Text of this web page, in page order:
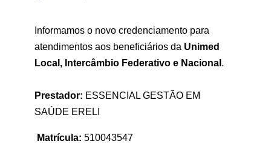
Informamos o novo credenciamento para
atendimentos aos beneficiários da Unimed
Local, Intercâmbio Federativo e Nacional .
Prestador: ESSENCIAL GESTÃO EM
SAÚDE ERELI
Matrícula: 510043547